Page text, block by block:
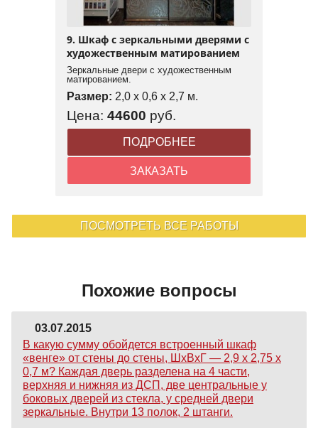
9. Шкаф с зеркальными дверями с
художественным матированием
Зеркальные двери с художественным
матированием.
Размер: 2,0 x 0,6 x 2,7 м.
Цена: 44600 руб.
ПОДРОБНЕЕ
ЗАКАЗАТЬ
ПОСМОТРЕТЬ ВСЕ РАБОТЫ
Похожие вопросы
03.07.2015
В какую сумму обойдется встроенный шкаф
«венге» от стены до стены, ШхВхГ — 2,9 х 2,75 х
0,7 м? Каждая дверь разделена на 4 части,
верхняя и нижняя из ДСП, две центральные у
боковых дверей из стекла, у средней двери
зеркальные. Внутри 13 полок, 2 штанги.